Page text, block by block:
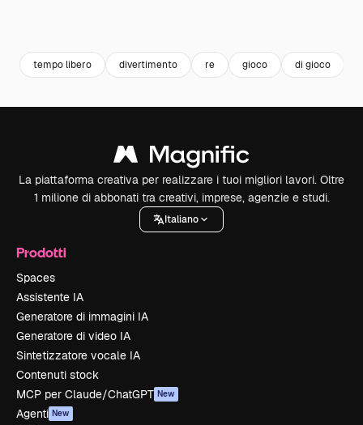
tempo libero divertimento re gioco di gioco
La piattaforma creativa per realizzare i tuoi migliori lavori. Oltre
1 milione di abbonati tra creativi, imprese, agenzie e studi.
Italiano
Prodotti
Spaces
Assistente IA
Generatore di immagini IA
Generatore di video IA
Sintetizzatore vocale IA
Contenuti stock
MCP per Claude/ChatGPT New
Agenti New